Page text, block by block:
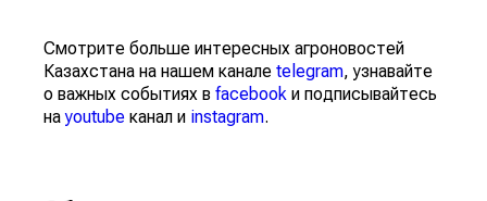
Смотрите больше интересных агроновостей
Казахстана на нашем канале telegram, узнавайте
о важных событиях в facebook и подписывайтесь
наyoutube канал и instagram.